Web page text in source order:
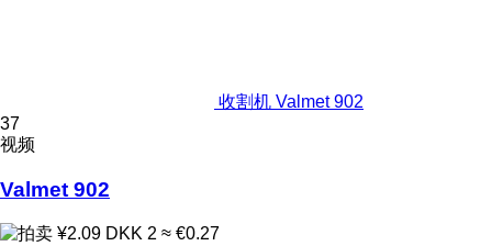
收割机 Valmet 902
37
视频
Valmet 902
¥2.09 DKK 2 ≈ €0.27